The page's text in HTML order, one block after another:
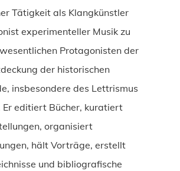
Tätigkeit als Klangkünstler
experimenteller Musik zu
Protagonisten der
der historischen
insbesondere des Lettrismus
Er editiert Bücher, kuratiert
organisiert
hält Vorträge, erstellt
und bibliografische